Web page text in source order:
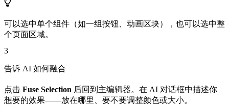
可以选中单个组件（如一组按钮、动画区块），也可以选中整
个页面区域。
3
告诉 AI 如何融合
点击 Fuse Selection 后回到主编辑器。在 AI 对话框中描述你
想要的效果——放在哪里、要不要调整颜色或大小。